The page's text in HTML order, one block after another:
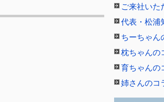
ご来社いた
代表・松浦
ちーちゃん
枕ちゃんの
育ちゃんの
姉さんのコ